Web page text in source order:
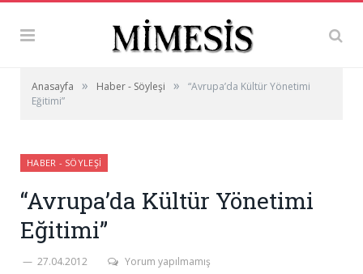
Anasayfa » Haber - Söyleşi »
“Avrupa’da Kültür Yönetimi
Eğitimi”
HABER - SÖYLEŞI
“Avrupa’da Kültür Yönetimi
Eğitimi”
27.04.2012 Yorum yapılmamış